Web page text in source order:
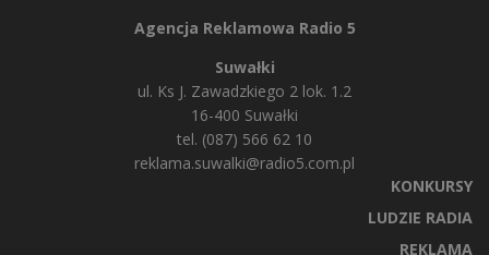
Agencja Reklamowa Radio 5
Suwałki
ul. Ks J. Zawadzkiego 2 lok. 1.2
16-400 Suwałki
tel. (087) 566 62 10
reklama.suwalki@radio5.com.pl
KONKURSY
LUDZIE RADIA
REKLAMA